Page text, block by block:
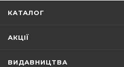
КАТАЛОГ
АКЦІЇ
ВИДАВНИЦТВА